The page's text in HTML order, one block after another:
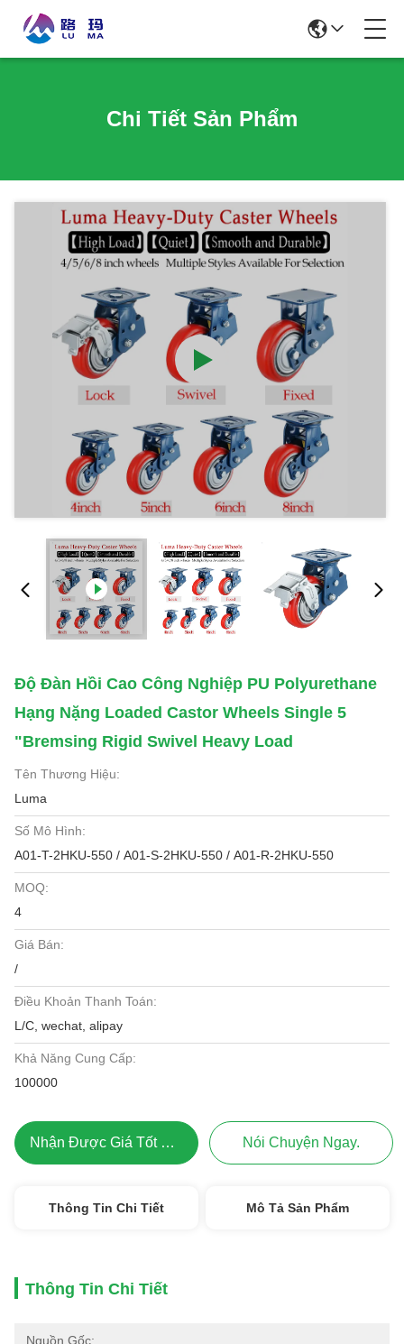
Chi Tiết Sản Phẩm
Độ Đàn Hồi Cao Công Nghiệp PU Polyurethane
Hạng Nặng Loaded Castor Wheels Single 5
"Bremsing Rigid Swivel Heavy Load
Tên Thương Hiệu:
Luma
Số Mô Hình:
A01-T-2HKU-550 / A01-S-2HKU-550 / A01-R-2HKU-550
MOQ:
4
Giá Bán:
/
Điều Khoản Thanh Toán:
L/C, wechat, alipay
Khả Năng Cung Cấp:
100000
Nhận Được Giá Tốt Nhất Nói Chuyện Ngay.
Thông Tin Chi Tiết Mô Tả Sản Phẩm
Thông Tin Chi Tiết
Nguồn Gốc: